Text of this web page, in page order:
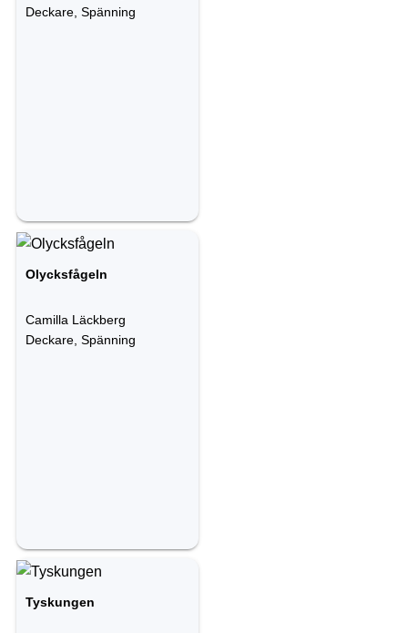
Deckare, Spänning
Olycksfågeln
Camilla Läckberg
Deckare, Spänning
Tyskungen